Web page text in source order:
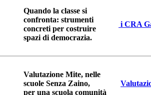
Quando la classe si
confronta: strumenti
concreti per costruire
spazi di democrazia.
i CRA
Valutazione Mite, nelle
scuole Senza Zaino,
per una scuola comunità